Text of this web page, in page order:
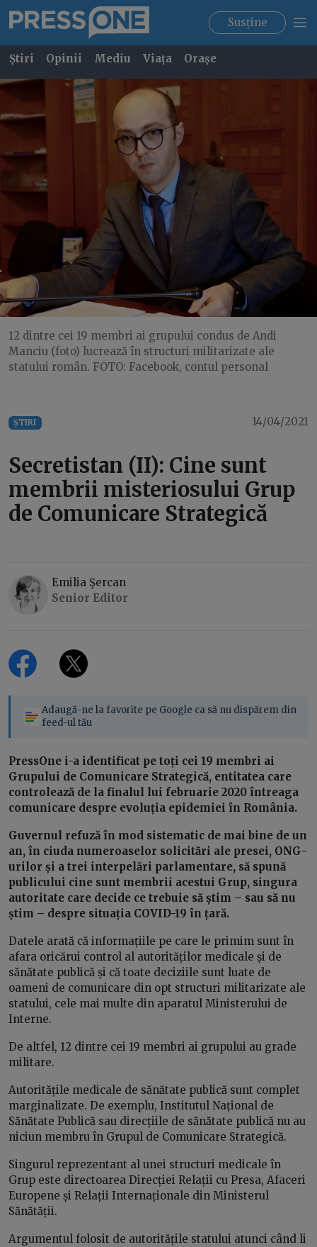
Susține
Știri Opinii Mediu Viața Orașe
12 dintre cei 19 membri ai grupului condus de Andi
Manciu (foto) lucrează în structuri militarizate ale
statului român. FOTO: Facebook, contul personal
ȘTIRI 14/04/2021
Secretistan (II): Cine sunt
membrii misteriosului Grup
de Comunicare Strategică
Emilia Şercan
Senior Editor
Adaugă-ne la favorite pe Google ca să nu dispărem din
feed-ul tău
PressOne i-a identificat pe toți cei 19 membri ai
Grupului de Comunicare Strategică, entitatea care
controlează de la finalul lui februarie 2020 întreaga
comunicare despre evoluția epidemiei în România.
Guvernul refuză în mod sistematic de mai bine de un
an, în ciuda numeroaselor solicitări ale presei, ONG-
urilor și a trei interpelări parlamentare, să spună
publicului cine sunt membrii acestui Grup, singura
autoritate care decide ce trebuie să știm – sau să nu
știm – despre situația COVID-19 în țară.
Datele arată că informațiile pe care le primim sunt în
afara oricărui control al autorităților medicale și de
sănătate publică și că toate deciziile sunt luate de
oameni de comunicare din opt structuri militarizate ale
statului, cele mai multe din aparatul Ministerului de
Interne.
De altfel, 12 dintre cei 19 membri ai grupului au grade
militare.
Autoritățile medicale de sănătate publică sunt complet
marginalizate. De exemplu, Institutul Național de
Sănătate Publică sau direcțiile de sănătate publică nu au
niciun membru în Grupul de Comunicare Strategică.
Singurul reprezentant al unei structuri medicale în
Grup este directoarea Direcției Relații cu Presa, Afaceri
Europene și Relații Internaționale din Ministerul
Sănătății.
Argumentul folosit de autoritățile statului atunci când li